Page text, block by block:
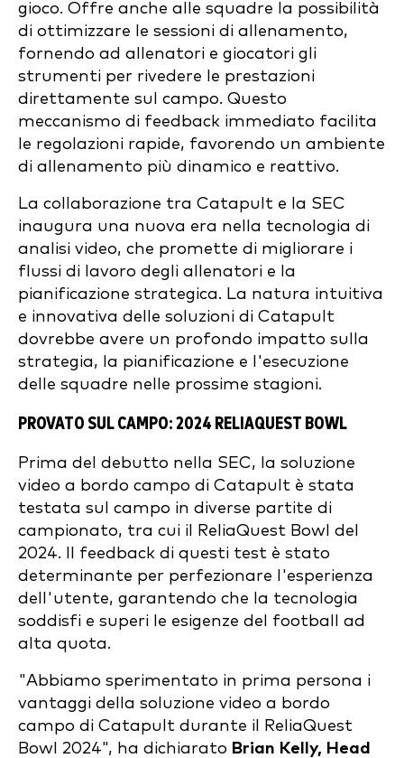
gioco. Offre anche alle squadre la possibilità
di ottimizzare le sessioni di allenamento,
fornendo ad allenatori e giocatori gli
strumenti per rivedere le prestazioni
direttamente sul campo. Questo
meccanismo di feedback immediato facilita
le regolazioni rapide, favorendo un ambiente
di allenamento più dinamico e reattivo.
La collaborazione tra Catapult e la SEC
inaugura una nuova era nella tecnologia di
analisi video, che promette di migliorare i
flussi di lavoro degli allenatori e la
pianificazione strategica. La natura intuitiva
e innovativa delle soluzioni di Catapult
dovrebbe avere un profondo impatto sulla
strategia, la pianificazione e l'esecuzione
delle squadre nelle prossime stagioni.
PROVATO SUL CAMPO: 2024 RELIAQUEST BOWL
Prima del debutto nella SEC, la soluzione
video a bordo campo di Catapult è stata
testata sul campo in diverse partite di
campionato, tra cui il ReliaQuest Bowl del
2024. Il feedback di questi test è stato
determinante per perfezionare l'esperienza
dell'utente, garantendo che la tecnologia
soddisfi e superi le esigenze del football ad
alta quota.
"Abbiamo sperimentato in prima persona i
vantaggi della soluzione video a bordo
campo di Catapult durante il ReliaQuest
Bowl 2024", ha dichiarato Brian Kelly, Head